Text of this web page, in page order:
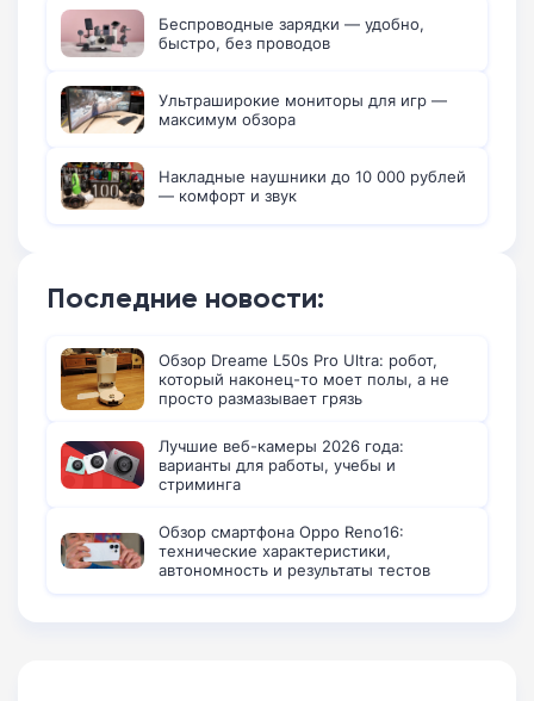
Беспроводные зарядки — удобно,
быстро, без проводов
Ультраширокие мониторы для игр —
максимум обзора
Накладные наушники до 10 000 рублей
— комфорт и звук
Последние новости:
Обзор Dreame L50s Pro Ultra: робот,
который наконец-то моет полы, а не
просто размазывает грязь
Лучшие веб-камеры 2026 года:
варианты для работы, учебы и
стриминга
Обзор смартфона Oppo Reno16:
технические характеристики,
автономность и результаты тестов